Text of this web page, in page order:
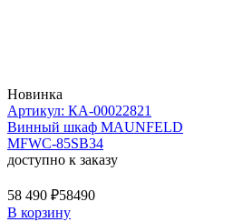
Новинка
Артикул: КА-00022821
Винный шкаф MAUNFELD
MFWC-85SB34
доступно к заказу
58 490 ₽58490
В корзину